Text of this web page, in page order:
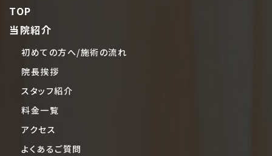
TOP
当院紹介
初めての方へ/施術の流れ
院長挨拶
スタッフ紹介
料金一覧
アクセス
よくあるご質問